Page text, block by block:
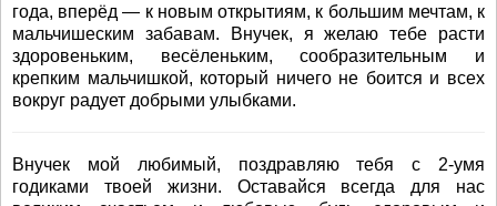
года, вперёд — к новым открытиям, к большим мечтам, к
мальчишеским забавам. Внучек, я желаю тебе расти
здоровеньким, весёленьким, сообразительным и
крепким мальчишкой, который ничего не боится и всех
вокруг радует добрыми улыбками.
Внучек мой любимый, поздравляю тебя с 2-умя
годиками твоей жизни. Оставайся всегда для нас